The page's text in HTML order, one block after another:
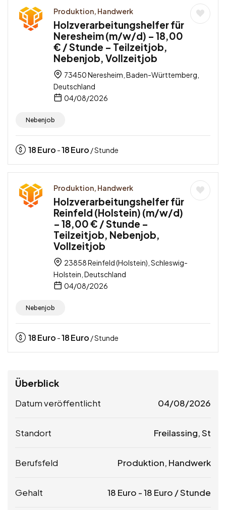
Produktion, Handwerk
Holzverarbeitungshelfer für
Neresheim (m/w/d) – 18,00
€ / Stunde – Teilzeitjob,
Nebenjob, Vollzeitjob
73450 Neresheim, Baden-Württemberg,
Deutschland
04/08/2026
Nebenjob
18Euro -18Euro / Stunde
Produktion, Handwerk
Holzverarbeitungshelfer für
Reinfeld (Holstein) (m/w/d)
– 18,00 € / Stunde –
Teilzeitjob, Nebenjob,
Vollzeitjob
23858 Reinfeld (Holstein), Schleswig-
Holstein, Deutschland
04/08/2026
Nebenjob
18Euro -18Euro / Stunde
Überblick
Datum veröffentlicht 04/08/2026
Standort Freilassing, St
Berufsfeld Produktion, Handwerk
Gehalt 18 Euro -18 Euro / Stunde